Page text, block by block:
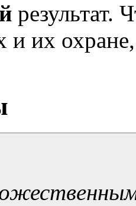
результат.
и их